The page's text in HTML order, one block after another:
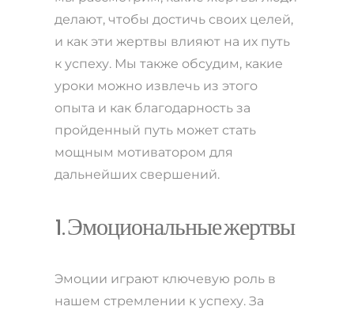
делают, чтобы достичь своих целей,
и как эти жертвы влияют на их путь
к успеху. Мы также обсудим, какие
уроки можно извлечь из этого
опыта и как благодарность за
пройденный путь может стать
мощным мотиватором для
дальнейших свершений.
1. Эмоциональные жертвы
Эмоции играют ключевую роль в
нашем стремлении к успеху. За